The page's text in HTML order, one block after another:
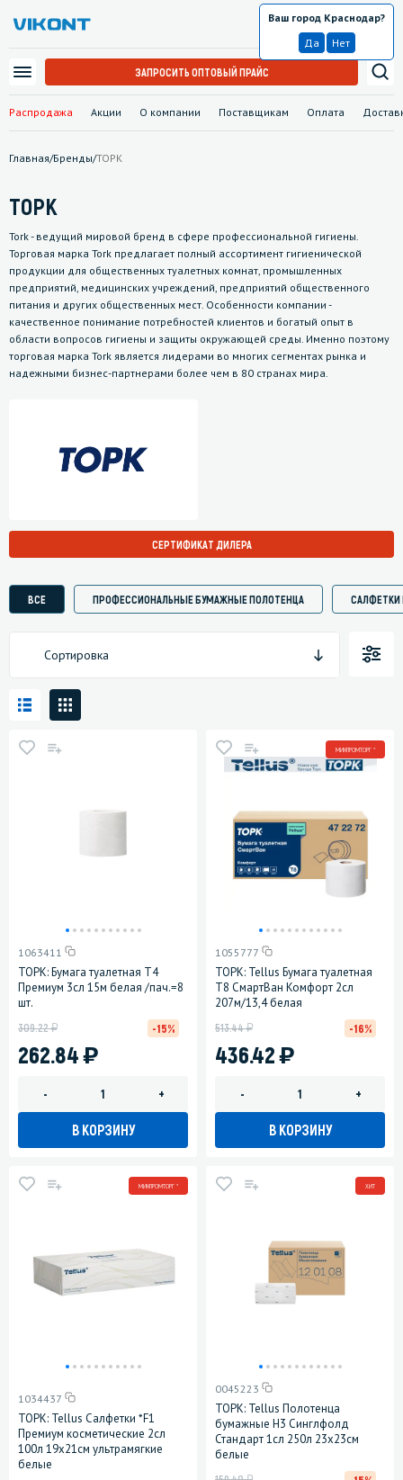
Распродажа Акции О компании Поставщикам Оплата
Краснодар
Ваш город Краснодар?
Да
Нет
ЗАПРОСИТЬ ОПТОВЫЙ ПРАЙС
Главная/Бренды/ТОРК
ТОРК
Tork - ведущий мировой бренд в сфере профессиональной гигиены.
Торговая марка Tork предлагает полный ассортимент гигиенической
продукции для общественных туалетных комнат, промышленных
предприятий, медицинских учреждений, предприятий общественного
питания и других общественных мест. Особенности компании -
качественное понимание потребностей клиентов и богатый опыт в
области вопросов гигиены и защиты окружающей среды. Именно поэтому
торговая марка Tork является лидерами во многих сегментах рынка и
надежными бизнес-партнерами более чем в 80 странах мира.
СЕРТИФИКАТ ДИЛЕРА
ВСЕ ПРОФЕССИОНАЛЬНЫЕ БУМАЖНЫЕ ПОЛОТЕНЦА САЛФЕТКИ
Сортировка
1063411
ТОРК: Бумага туалетная T4
Премиум 3сл 15м белая /пач.=8
шт.
262.84)
309.22у -15%
- +
В КОРЗИНУ
МИНПРОМТОРГ *
1055777
ТОРК: Tellus Бумага туалетная
Т8 СмартВан Комфорт 2сл
207м/13,4 белая
436.42)
513.44у -16%
- +
В КОРЗИНУ
МИНПРОМТОРГ *
1034437
ТОРК: Tellus Салфетки *F1
Премиум косметические 2сл
100л 19х21см ультрамягкие
белые
ХИТ
0045223
ТОРК: Tellus Полотенца
бумажные H3 Синглфолд
Стандарт 1сл 250л 23х23см
белые